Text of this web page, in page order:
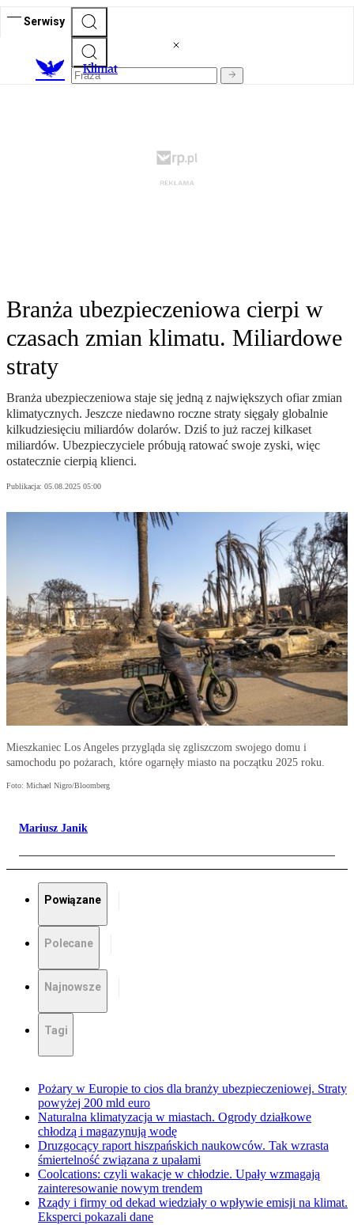
Serwisy
Klimat
Branża ubezpieczeniowa cierpi w
czasach zmian klimatu. Miliardowe
straty
Branża ubezpieczeniowa staje się jedną z największych ofiar zmian
klimatycznych. Jeszcze niedawno roczne straty sięgały globalnie
kilkudziesięciu miliardów dolarów. Dziś to już raczej kilkaset
miliardów. Ubezpieczyciele próbują ratować swoje zyski, więc
ostatecznie cierpią klienci.
Publikacja: 05.08.2025 05:00
Mieszkaniec Los Angeles przygląda się zgliszczom swojego domu i
samochodu po pożarach, które ogarnęły miasto na początku 2025 roku.
Foto: Michael Nigro/Bloomberg
Mariusz Janik
Powiązane
Polecane
Najnowsze
Tagi
Pożary w Europie to cios dla branży ubezpieczeniowej. Straty
powyżej 200 mld euro
Naturalna klimatyzacja w miastach. Ogrody działkowe
chłodzą i magazynują wodę
Druzgocący raport hiszpańskich naukowców. Tak wzrasta
śmiertelność związana z upałami
Coolcations: czyli wakacje w chłodzie. Upały wzmagają
zainteresowanie nowym trendem
Rządy i firmy od dekad wiedziały o wpływie emisji na klimat.
Eksperci pokazali dane